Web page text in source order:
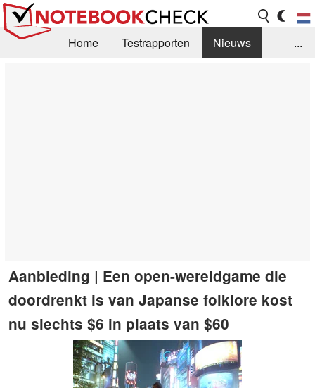
Home Testrapporten
Nieuws
...
Aanbieding | Een open-wereldgame die
doordrenkt is van Japanse folklore kost
nu slechts $6 in plaats van $60